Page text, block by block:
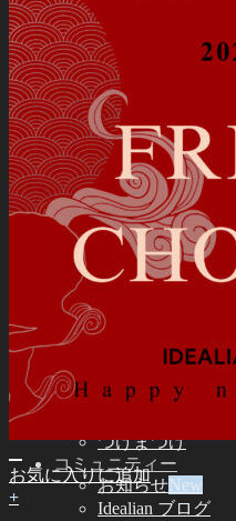
6-7インチ (ID51M)
ドレス
Idealian 75 男性
Idealian 72 男性
Idealian 68 女性
Idealian 51 男性
シューズ
Idealian 72/75 男性
Idealian 68 女性
Idealian 51 男性
その他
その他のアクセ
スタンド ㆍバッグ
ツール
エステ用品
組立てツール
メイク用品
つけまつげ
コミュニティー
お知らせ
Idealian ブログ
お気に入りに追加
+